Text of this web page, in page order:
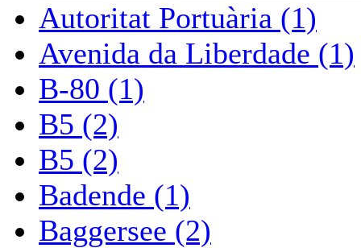
Autoritat Portuària (1)
Avenida da Liberdade (1)
B-80 (1)
B5 (2)
B5 (2)
Badende (1)
Baggersee (2)